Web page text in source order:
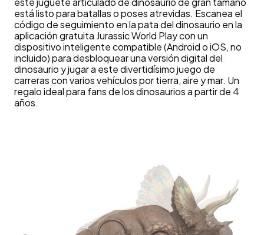
está listo para batallas o poses atrevidas. Escanea el
código de seguimiento en la pata del dinosaurio en la
aplicación gratuita Jurassic World Play con un
dispositivo inteligente compatible (Android o iOS, no
incluido) para desbloquear una versión digital del
dinosaurio y jugar a este divertidísimo juego de
carreras con varios vehículos por tierra, aire y mar. Un
regalo ideal para fans de los dinosaurios a partir de 4
años.